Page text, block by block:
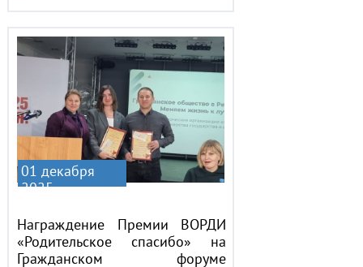
Награждение Премии ВОРДИ
«Родительское спасибо» на
Гражданском форуме
01 декабря
2025